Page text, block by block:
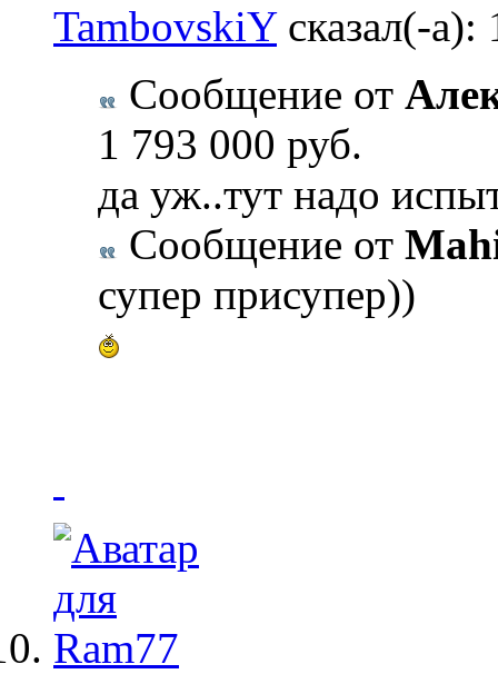
TambovskiYсказал(-а):
Сообщение от
1 793 000 руб.
да уж..тут надо
Сообщение от
супер присупер))